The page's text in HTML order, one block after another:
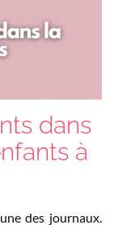
dans
à
des journaux.